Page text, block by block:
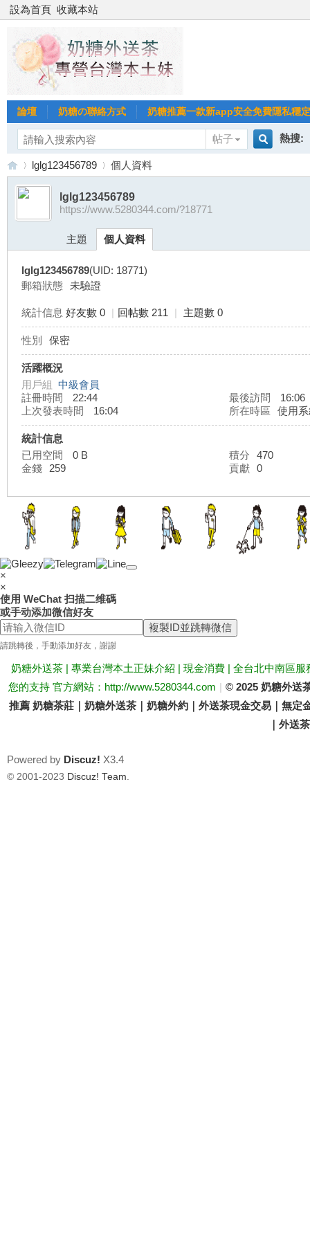
設為首頁 收藏本站
論壇 奶糖の聯絡方式 奶糖推薦一款新app安全免費隱私穩
帖子
熱搜:
台
外
送
茶
›
lglg123456789 個人資料
lglg123456789
https://www.5280344.com/?18771
主題 個人資料
lglg123456789(UID: 18771)
郵箱狀態 未驗證
統計信息 好友數 0 | 回帖數 211 | 主題數 0
性別 保密
活躍概況
用戶組 中級會員
註冊時間
22:44 最後訪問
16:06
上次發表時間
16:04 所在時區 使用
統計信息
已用空間
0 B 積分
470
金錢
259 貢獻 0
×
×
使用 WeChat 扫描二维碼
或手动添加微信好友
複製ID並跳轉微信
請跳轉後，手動添加好友，謝謝
奶糖外送茶 | 專業台灣本土正妹介紹 | 現金消費 | 全台北中南區
您的支持 官方網站：http://www.5280344.com | © 2025 奶糖外送
推薦 奶糖茶莊｜奶糖外送茶｜奶糖外約｜外送茶現金交易｜無
｜外送
Powered by Discuz! X3.4
© 2001-2023 Discuz! Team.